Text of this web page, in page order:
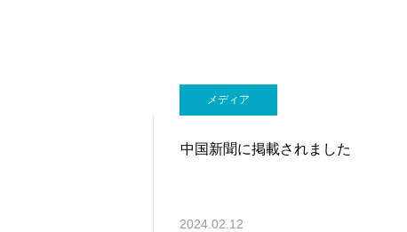
メディア
中国新聞に掲載されました
2024.02.12